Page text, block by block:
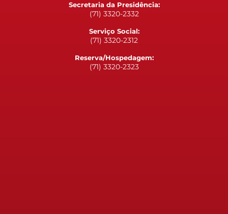
Secretaria da Presidência:
(71) 3320-2332
Serviço Social:
(71) 3320-2312
Reserva/Hospedagem:
(71) 3320-2323